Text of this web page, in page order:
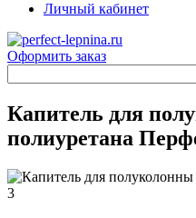
Личный кабинет
Оформить заказ
Капитель для
полиуретана